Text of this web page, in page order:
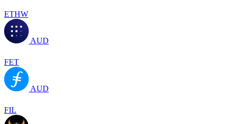
ETHW
AUD
FET
AUD
FIL